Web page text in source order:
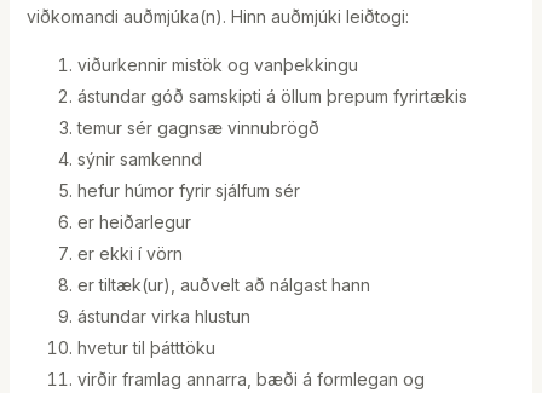
viðkomandi auðmjúka(n). Hinn auðmjúki leiðtogi:
viðurkennir mistök og vanþekkingu
ástundar góð samskipti á öllum þrepum fyrirtækis
temur sér gagnsæ vinnubrögð
sýnir samkennd
hefur húmor fyrir sjálfum sér
er heiðarlegur
er ekki í vörn
er tiltæk(ur), auðvelt að nálgast hann
ástundar virka hlustun
hvetur til þátttöku
virðir framlag annarra, bæði á formlegan og